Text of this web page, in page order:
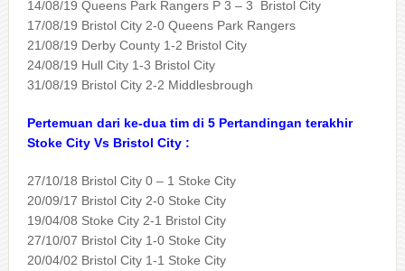
14/08/19 Queens Park Rangers P 3 – 3 Bristol City
17/08/19 Bristol City 2-0 Queens Park Rangers
21/08/19 Derby County 1-2 Bristol City
24/08/19 Hull City 1-3 Bristol City
31/08/19 Bristol City 2-2 Middlesbrough
Pertemuan dari ke-dua tim di 5 Pertandingan terakhir
Stoke City Vs Bristol City :
27/10/18 Bristol City 0 – 1 Stoke City
20/09/17 Bristol City 2-0 Stoke City
19/04/08 Stoke City 2-1 Bristol City
27/10/07 Bristol City 1-0 Stoke City
20/04/02 Bristol City 1-1 Stoke City